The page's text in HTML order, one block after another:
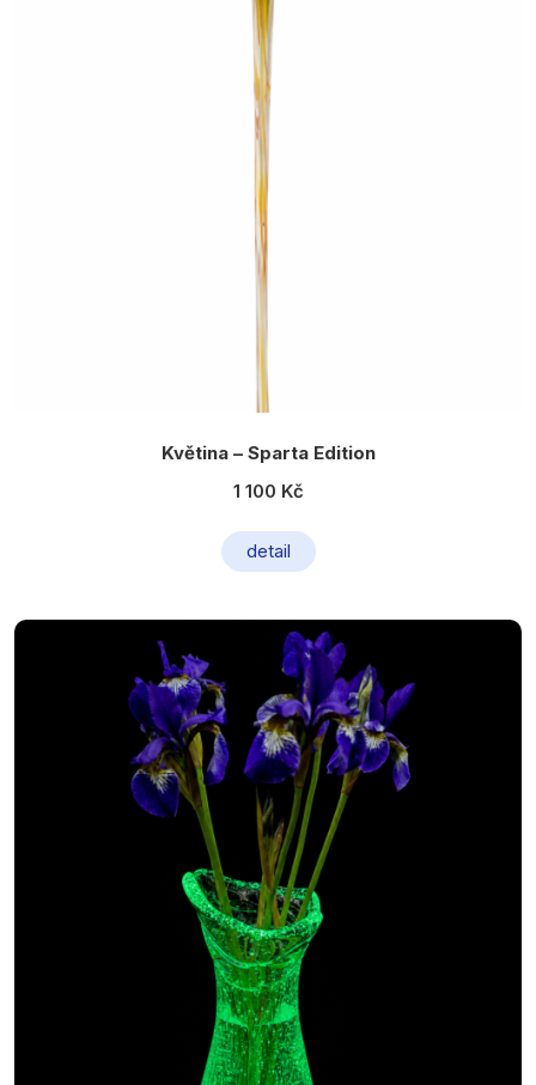
Květina – Sparta Edition
1 100 Kč
detail